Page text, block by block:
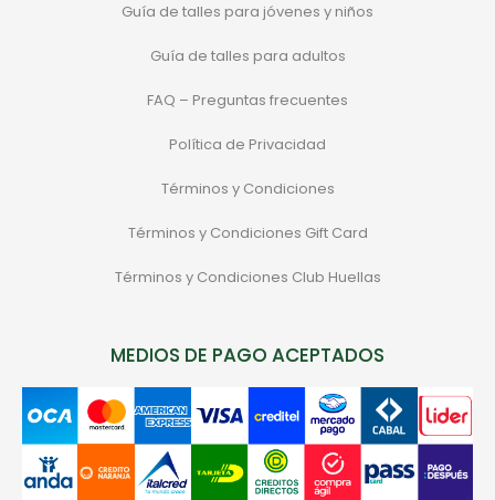
Guía de talles para jóvenes y niños
Guía de talles para adultos
FAQ – Preguntas frecuentes
Política de Privacidad
Términos y Condiciones
Términos y Condiciones Gift Card
Términos y Condiciones Club Huellas
MEDIOS DE PAGO ACEPTADOS